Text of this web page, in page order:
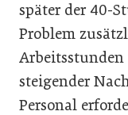
später der 40-
Problem
steigender
Personal